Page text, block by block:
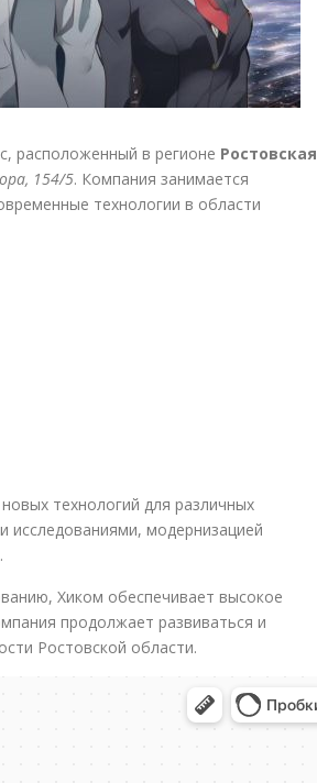
расположенный в регионе Ростовская
154/5. Компания занимается
технологии в области
технологий для различных
исследованиями, модернизацией
Хиком обеспечивает высокое
продолжает развиваться и
Ростовской области.